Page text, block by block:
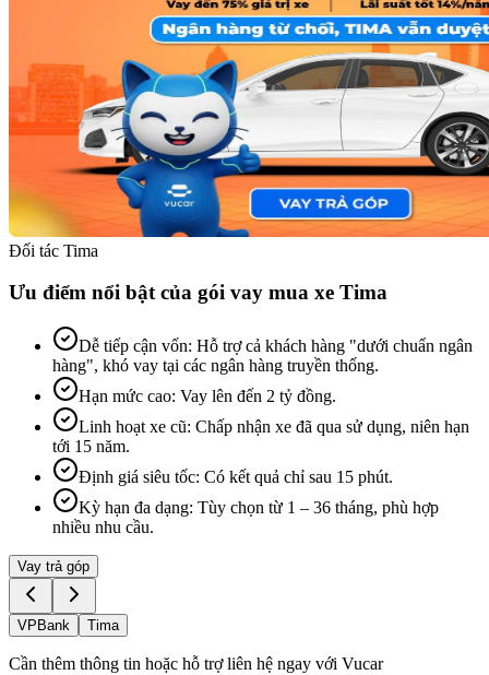
Đối tác Tima
Ưu điểm nổi bật của gói vay mua xe Tima
Dễ tiếp cận vốn: Hỗ trợ cả khách hàng "dưới chuẩn ngân
hàng", khó vay tại các ngân hàng truyền thống.
Hạn mức cao: Vay lên đến 2 tỷ đồng.
Linh hoạt xe cũ: Chấp nhận xe đã qua sử dụng, niên hạn
tới 15 năm.
Định giá siêu tốc: Có kết quả chỉ sau 15 phút.
Kỳ hạn đa dạng: Tùy chọn từ 1 – 36 tháng, phù hợp
nhiều nhu cầu.
Vay trả góp
VPBank Tima
Cần thêm thông tin hoặc hỗ trợ liên hệ ngay với Vucar